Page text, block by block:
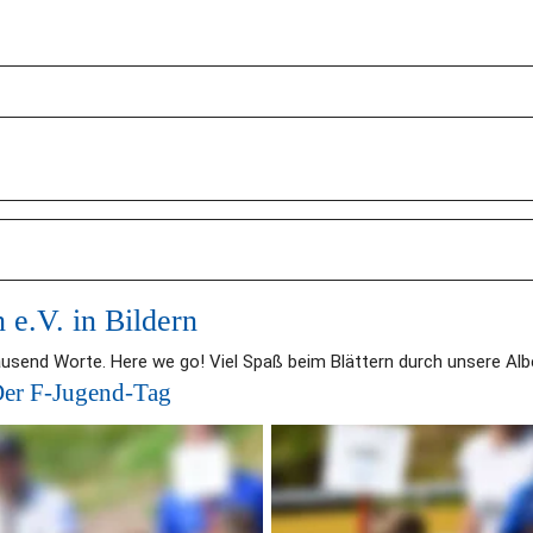
e.V. in Bildern
Worte. Here we go! Viel Spaß beim Blättern durch unsere
F-Jugend-Tag